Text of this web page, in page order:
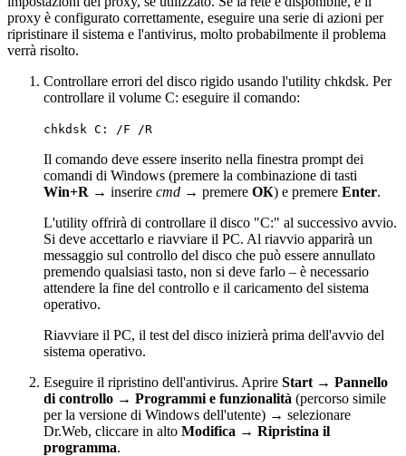
proxy è configurato correttamente, eseguire una serie di azioni per
ripristinare il sistema e l'antivirus, molto probabilmente il problema
verrà risolto.
Controllare errori del disco rigido usando l'utility chkdsk. Per
controllare il volume C: eseguire il comando:
chkdsk C: /F /R
Il comando deve essere inserito nella finestra prompt dei
comandi di Windows (premere la combinazione di tasti
Win+R → inserire cmd → premere ОК) e premere Enter.
L'utility offrirà di controllare il disco "C:" al successivo avvio.
Si deve accettarlo e riavviare il PC. Al riavvio apparirà un
messaggio sul controllo del disco che può essere annullato
premendo qualsiasi tasto, non si deve farlo – è necessario
attendere la fine del controllo e il caricamento del sistema
operativo.
Riavviare il PC, il test del disco inizierà prima dell'avvio del
sistema operativo.
Eseguire il ripristino dell'antivirus. Aprire Start → Pannello
di controllo → Programmi e funzionalità (percorso simile
per la versione di Windows dell'utente) → selezionare
Dr.Web, cliccare in alto Modifica → Ripristina il
programma.